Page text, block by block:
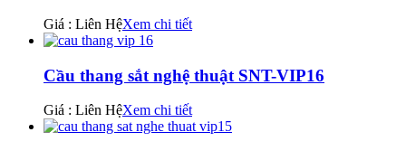
Giá : Liên HệXem chi tiết
Cầu thang sắt nghệ thuật SNT-VIP16
Giá : Liên HệXem chi tiết